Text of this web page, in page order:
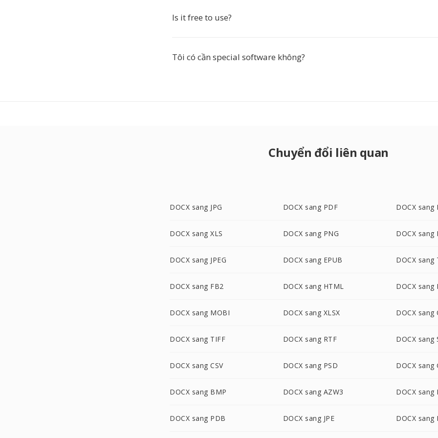
Is it free to use?
Tôi có cần special software không?
Chuyển đổi liên quan
DOCX sang JPG DOCX sang PDF DOCX sang
DOCX sang XLS DOCX sang PNG DOCX sang
DOCX sang JPEG DOCX sang EPUB DOCX sang
DOCX sang FB2 DOCX sang HTML DOCX sang
DOCX sang MOBI DOCX sang XLSX DOCX sang
DOCX sang TIFF DOCX sang RTF DOCX sang
DOCX sang CSV DOCX sang PSD DOCX sang
DOCX sang BMP DOCX sang AZW3 DOCX sang
DOCX sang PDB DOCX sang JPE DOCX sang